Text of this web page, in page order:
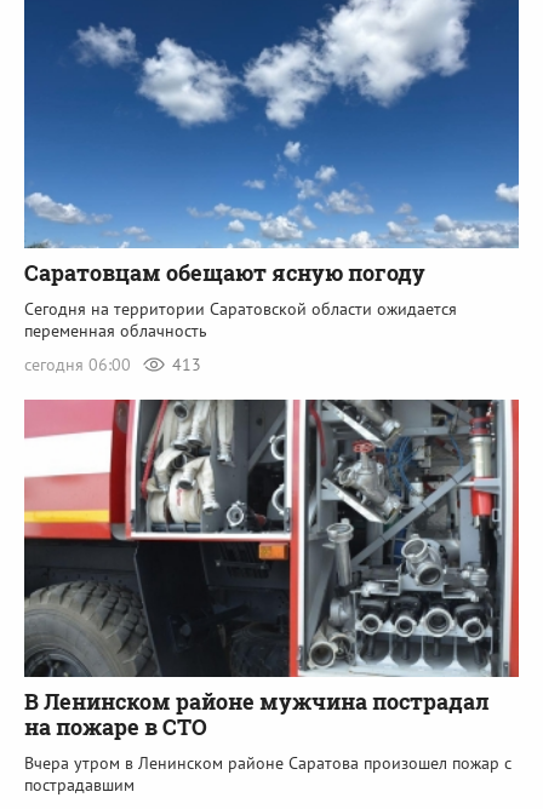
Саратовцам обещают ясную погоду
Сегодня на территории Саратовской области ожидается
переменная облачность
сегодня 06:00
413
В Ленинском районе мужчина пострадал
на пожаре в СТО
Вчера утром в Ленинском районе Саратова произошел пожар с
пострадавшим